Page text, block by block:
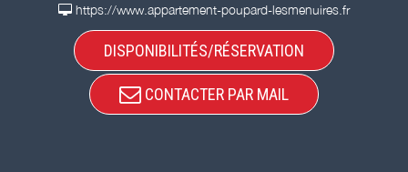
https://www.appartement-poupard-lesmenuires.fr
DISPONIBILITÉS/RÉSERVATION
CONTACTER PAR MAIL